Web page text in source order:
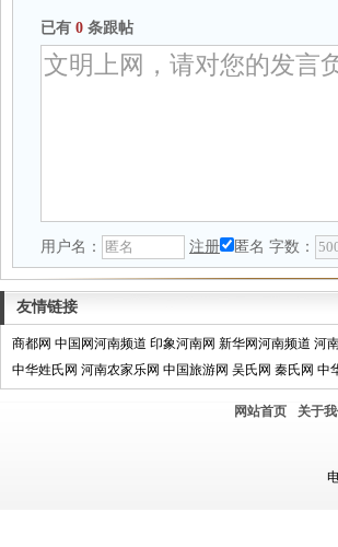
已有 0 条跟帖
用户名： 注册 匿名 字数：
友情链接
商都网 中国网河南频道 印象河南网 新华网河南频道 河
中华姓氏网 河南农家乐网 中国旅游网 吴氏网 秦氏网 中
网站首页 关于我